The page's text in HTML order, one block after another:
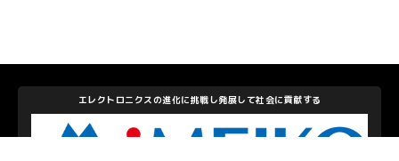
エレクトロニクスの進化に挑戦し発展して社会に貢献する